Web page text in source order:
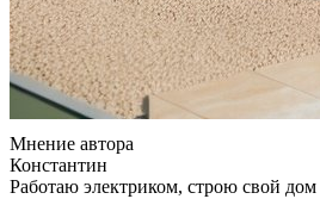
Мнение автора
Константин
Работаю электриком, строю свой дом